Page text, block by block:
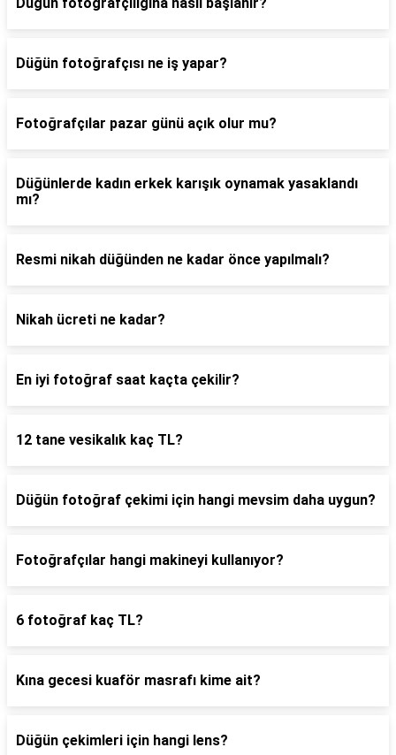
Düğün fotoğrafçısı ne iş yapar?
Fotoğrafçılar pazar günü açık olur mu?
Düğünlerde kadın erkek karışık oynamak yasaklandı
mı?
Resmi nikah düğünden ne kadar önce yapılmalı?
Nikah ücreti ne kadar?
En iyi fotoğraf saat kaçta çekilir?
12 tane vesikalık kaç TL?
Düğün fotoğraf çekimi için hangi mevsim daha uygun?
Fotoğrafçılar hangi makineyi kullanıyor?
6 fotoğraf kaç TL?
Kına gecesi kuaför masrafı kime ait?
Düğün çekimleri için hangi lens?